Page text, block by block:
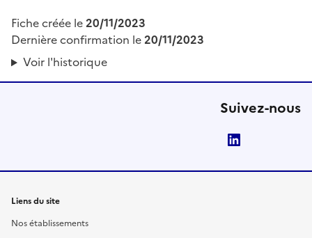
Fiche créée le20/11/2023
Dernière confirmation le20/11/2023
Voir l'historique
Suivez-nous
Liens du site
Nos établissements